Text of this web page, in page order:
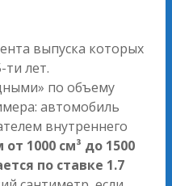
выпуска которых
лет.
по объему
автомобиль
внутреннего
1000 см³ до 1500
по ставке 1.7